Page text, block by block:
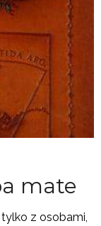
mate
z osobami,